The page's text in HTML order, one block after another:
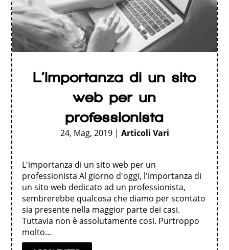
L’importanza di un sito
web per un
professionista
24, Mag, 2019| Articoli Vari
L'importanza di un sito web per un
professionista Al giorno d'oggi, l'importanza di
un sito web dedicato ad un professionista,
sembrerebbe qualcosa che diamo per scontato
sia presente nella maggior parte dei casi.
Tuttavia non è assolutamente cosi. Purtroppo
molto...